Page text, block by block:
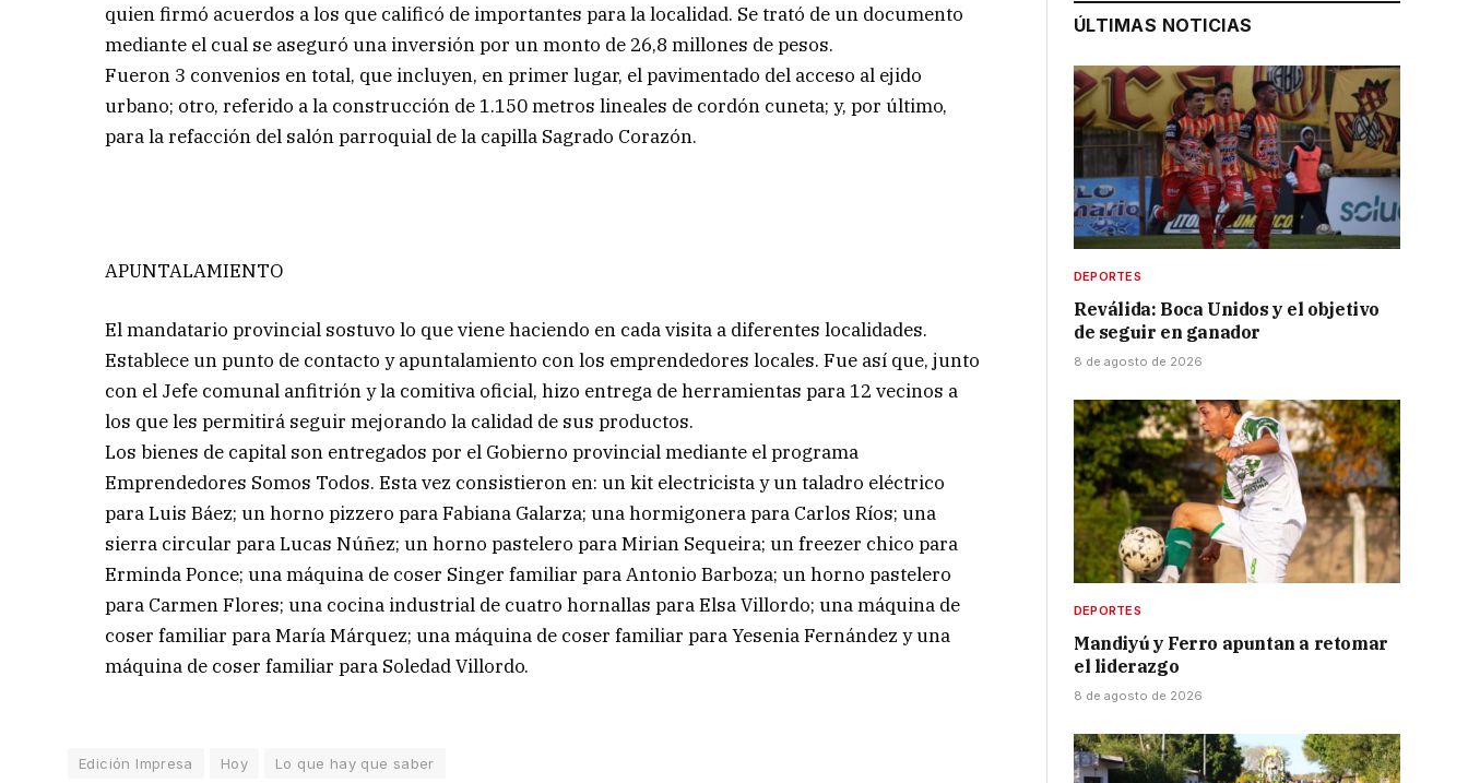
quien firmó acuerdos a los que calificó de importantes para la localidad. Se trató de un documento
mediante el cual se aseguró una inversión por un monto de 26,8 millones de pesos.
Fueron 3 convenios en total, que incluyen, en primer lugar, el pavimentado del acceso al ejido
urbano; otro, referido a la construcción de 1.150 metros lineales de cordón cuneta; y, por último,
para la refacción del salón parroquial de la capilla Sagrado Corazón.
APUNTALAMIENTO
El mandatario provincial sostuvo lo que viene haciendo en cada visita a diferentes localidades.
Establece un punto de contacto y apuntalamiento con los emprendedores locales. Fue así que, junto
con el Jefe comunal anfitrión y la comitiva oficial, hizo entrega de herramientas para 12 vecinos a
los que les permitirá seguir mejorando la calidad de sus productos.
Los bienes de capital son entregados por el Gobierno provincial mediante el programa
Emprendedores Somos Todos. Esta vez consistieron en: un kit electricista y un taladro eléctrico
para Luis Báez; un horno pizzero para Fabiana Galarza; una hormigonera para Carlos Ríos; una
sierra circular para Lucas Núñez; un horno pastelero para Mirian Sequeira; un freezer chico para
Erminda Ponce; una máquina de coser Singer familiar para Antonio Barboza; un horno pastelero
para Carmen Flores; una cocina industrial de cuatro hornallas para Elsa Villordo; una máquina de
coser familiar para María Márquez; una máquina de coser familiar para Yesenia Fernández y una
máquina de coser familiar para Soledad Villordo.
Edición Impresa Hoy Lo que hay que saber
ÚLTIMAS NOTICIAS
DEPORTES
Reválida: Boca Unidos y el objetivo
de seguir en ganador
8 de agosto de 2026
DEPORTES
Mandiyú y Ferro apuntan a retomar
el liderazgo
8 de agosto de 2026